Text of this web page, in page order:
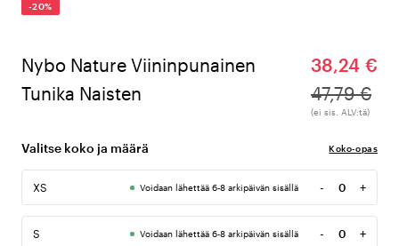
-20%
Nybo Nature Viininpunainen
Tunika Naisten
38,24 €
47,79 €
(ei sis. ALV:tä)
Valitse koko ja määrä Koko-opas
XS Voidaan lähettää 6-8 arkipäivän sisällä -
Määrä
+
S Voidaan lähettää 6-8 arkipäivän sisällä - +